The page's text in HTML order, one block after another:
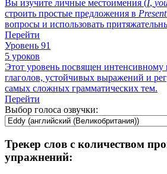
Вы изучите личные местоимения (I,
строить простые предложения в Present
вопросы и использовать
Перейти
Уровень 91
5 уроков
Этот уровень посвящен
глаголов, устойчивых выражений и
самых сложных грамматических тем.
Перейти
Выбор голоса озвучки:
Трекер слов с количеством
упражнений: